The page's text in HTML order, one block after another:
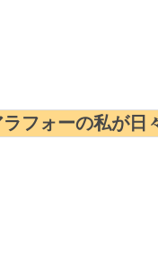
フォーの私が日